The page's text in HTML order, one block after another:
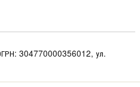
304770000356012, ул.